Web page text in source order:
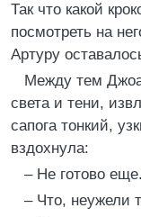
Так что какой
посмотреть на
Артуру
Между тем
света и тени,
сапога тонкий,
вздохнула:
– Не готово еще.
– Что, неужели